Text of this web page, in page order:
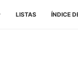
LISTAS ÍNDICE